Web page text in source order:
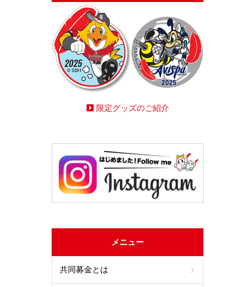
限定グッズのご紹介
メニュー
共同募金とは